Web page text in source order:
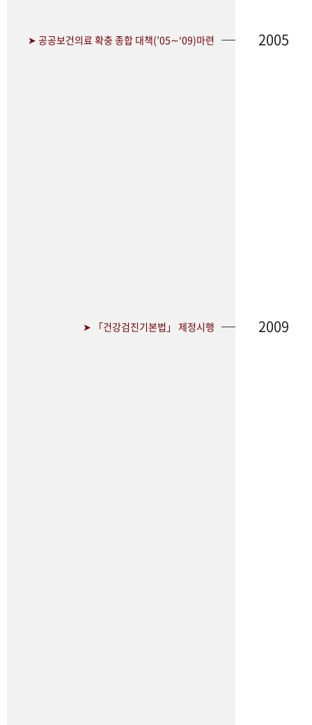
➤ 공공보건의료 확충 종합 대책(’05∼‘09)마련 2005
➤ 「건강검진기본법」 제정시행 2009